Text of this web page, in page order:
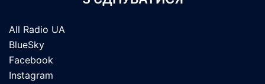
All Radio UA
BlueSky
Facebook
Instagram